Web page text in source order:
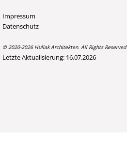
Impressum
Datenschutz
© 2020-2026 Hullak Architekten. All Rights Reserved
Letzte Aktualisierung: 16.07.2026